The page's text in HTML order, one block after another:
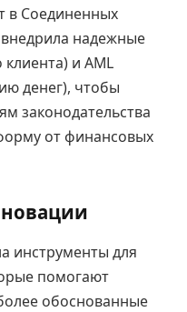
в Соединенных
внедрила надежные
и AML
денег), чтобы
законодательства
от финансовых
инструменты для
помогают
обоснованные